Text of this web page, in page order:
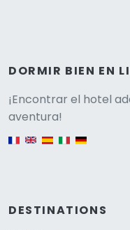
DORMIR BIEN EN
¡Encontrar el hotel
aventura!
English version
DESTINATIONS